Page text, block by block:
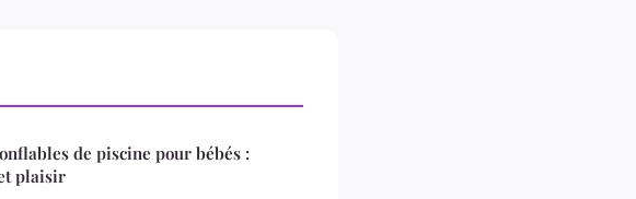
de piscine pour bébés :
plaisir